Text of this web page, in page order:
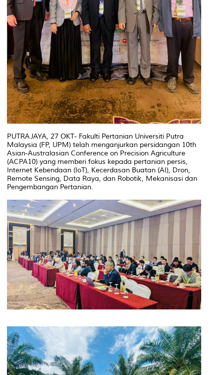
PUTRAJAYA, 27 OKT- Fakulti Pertanian Universiti Putra
Malaysia (FP, UPM) telah menganjurkan persidangan 10th
Asian-Australasian Conference on Precision Agriculture
(ACPA10) yang memberi fokus kepada pertanian persis,
Internet Kebendaan (IoT), Kecerdasan Buatan (AI), Dron,
Remote Sensing, Data Raya, dan Robotik, Mekanisasi dan
Pengembangan Pertanian.